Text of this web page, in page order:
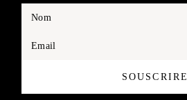
Nom
Email
SOUSCRIRE